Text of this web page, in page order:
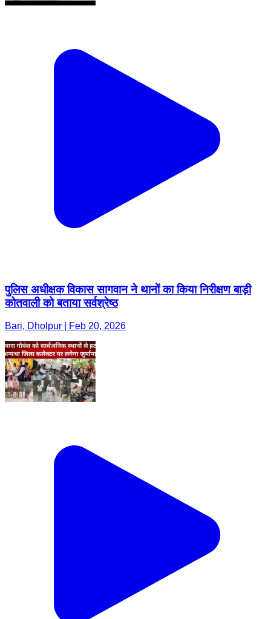
पुलिस अधीक्षक विकास सागवान ने थानों का किया निरीक्षण बाड़ी
कोतवाली को बताया सर्वश्रेष्ठ
Bari, Dholpur | Feb 20, 2026